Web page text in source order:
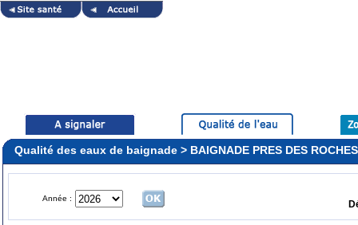
Qualité des eaux de baignade > BAIGNADE PRES DES ROCHES
Année :